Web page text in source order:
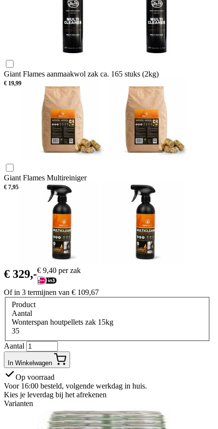
Giant Flames aanmaakwol zak ca. 165 stuks (2kg)
€ 19,99
Giant Flames Multireiniger
€ 7,95
€ 329,-€ 9,40 per zak
Of in 3 termijnen van € 109,67
Product
Aantal
Wonterspan houtpellets zak 15kg
35
Aantal
In Winkelwagen
Op voorraad
Voor 16:00 besteld, volgende werkdag in huis.
Kies je leverdag bij het afrekenen
Varianten